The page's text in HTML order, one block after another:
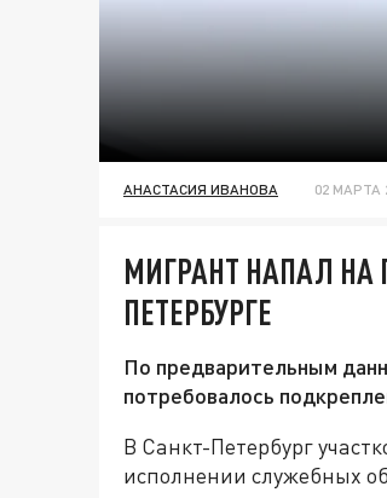
АНАСТАСИЯ ИВАНОВА 02 МАРТА
МИГРАНТ НАПАЛ НА
ПЕТЕРБУРГЕ
По предварительным
потребовалось
В Санкт-Петербург
исполнении служебных